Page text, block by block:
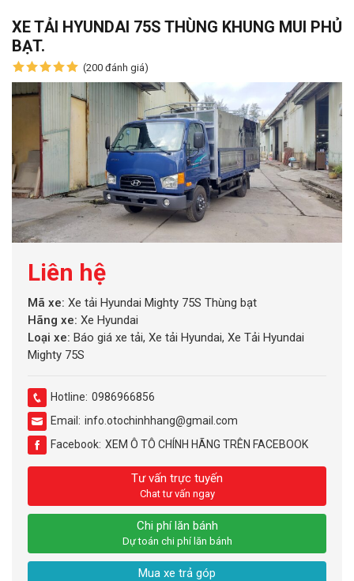
XE TẢI HYUNDAI 75S THÙNG KHUNG MUI PHỦ
BẠT.
(200 đánh giá)
Liên hệ
Mã xe: Xe tải Hyundai Mighty 75S Thùng bạt
Hãng xe: Xe Hyundai
Loại xe: Báo giá xe tải, Xe tải Hyundai, Xe Tải Hyundai
Mighty 75S
Hotline: 0986966856
Email: info.otochinhhang@gmail.com
Facebook: XEM Ô TÔ CHÍNH HÃNG TRÊN FACEBOOK
Tư vấn trực tuyến
Chat tư vấn ngay
Chi phí lăn bánh
Dự toán chi phí lăn bánh
Mua xe trả góp